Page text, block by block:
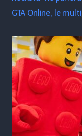
GTA Online, le